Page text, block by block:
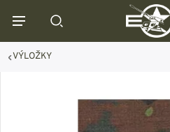
VÝLOŽKY